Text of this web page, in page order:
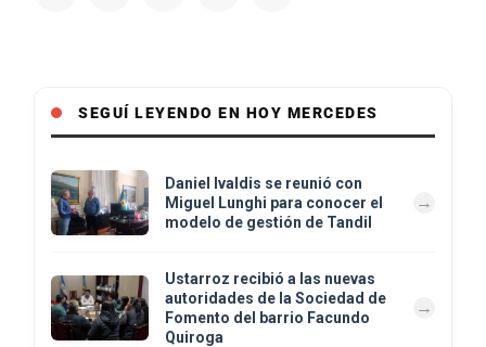
SEGUÍ LEYENDO EN HOY MERCEDES
Daniel Ivaldis se reunió con
Miguel Lunghi para conocer el
modelo de gestión de Tandil
Ustarroz recibió a las nuevas
autoridades de la Sociedad de
Fomento del barrio Facundo
Quiroga